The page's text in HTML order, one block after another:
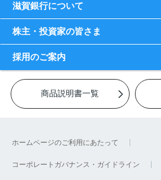
滋賀銀行について
株主・投資家の皆さま
採用のご案内
商品説明書一覧
ホームページのご利用にあたって
コーポレートガバナンス・ガイドライン